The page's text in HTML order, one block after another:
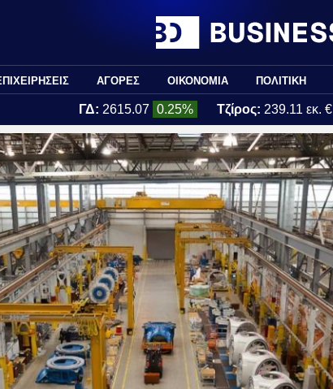
ΑΓΟΡΕΣ ΟΙΚΟΝΟΜΙΑ ΠΟΛΙΤΙΚΗ
ΓΔ: 2615.07 0.25% Τζίρος: 239.11 εκ. €